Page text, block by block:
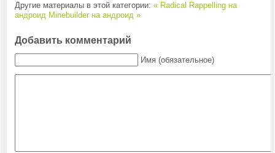
Другие материалы в этой категории: « Radical Rappelling на
андроид Minebuilder на андроид »
Добавить комментарий
Имя (обязательное)